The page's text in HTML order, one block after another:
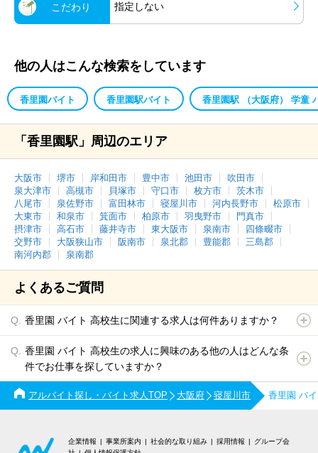
こだわり 指定しない
他の人はこんな検索をしています
香里園バイト 香里園駅バイト 香里園駅 （大阪府） 学童
「香里園駅」周辺のエリア
大阪市 堺市 岸和田市 豊中市 池田市
吹田市
泉大津市
高槻市 貝塚市 守口市 枚方市
茨木市
八尾市
泉佐野市 富田林市 寝屋川市 河内長野市
松原市
大東市
和泉市 箕面市 柏原市 羽曳野市
門真市
摂津市
高石市 藤井寺市 東大阪市 泉南市
四條畷市
交野市
大阪狭山市 阪南市 泉北郡 豊能郡
三島郡
南河内郡
泉南郡
よくあるご質問
香里園 バイト 高校生に関連する求人は何件ありますか？
香里園 バイト 高校生の求人に興味のある他の人はどんな条
件でお仕事を探していますか？
アルバイト探し・バイト求人TOP 大阪府 寝屋川市 香里園 バ
企業情報 事業所案内 社会的な取り組み 採用情報
グループ会